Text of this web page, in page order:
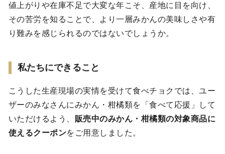
値上がりや在庫不足で大変な年こそ、産地に目を向け、
その苦労を知ることで、より一層みかんの美味しさや有
り難みを感じられるのではないでしょうか。
私たちにできること
こうした生産現場の実情を受けて食べチョクでは、ユー
ザーのみなさんにみかん・柑橘類を「食べて応援」して
いただけるよう、 販売中のみかん・柑橘類の対象商品に
使えるクーポンをご用意しました。